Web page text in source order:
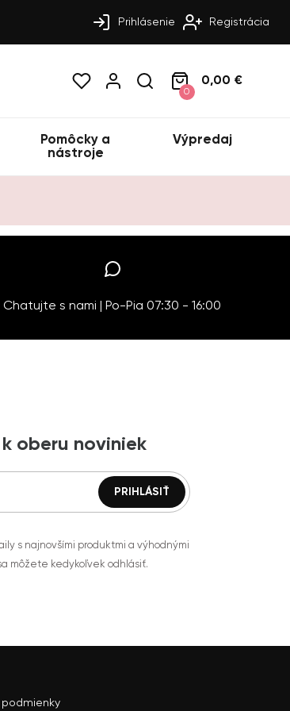
Prihlásenie Registrácia
0
0,00 €
Pomôcky a
nástroje
Výpredaj
Chatujte s nami | Po-Pia 07:30 - 16:00
oberu noviniek
s najnovšími produktmi a výhodnými
môžete kedykoľvek odhlásiť.